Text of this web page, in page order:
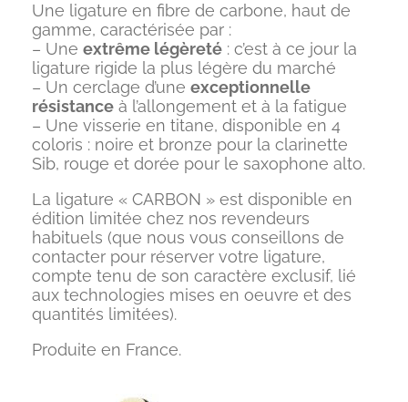
Une ligature en fibre de carbone, haut de
gamme, caractérisée par :
– Une extrême légèreté : c’est à ce jour la
ligature rigide la plus légère du marché
– Un cerclage d’une exceptionnelle
résistance à l’allongement et à la fatigue
– Une visserie en titane, disponible en 4
coloris : noire et bronze pour la clarinette
Sib, rouge et dorée pour le saxophone alto.
La ligature « CARBON » est disponible en
édition limitée chez nos revendeurs
habituels (que nous vous conseillons de
contacter pour réserver votre ligature,
compte tenu de son caractère exclusif, lié
aux technologies mises en oeuvre et des
quantités limitées).
Produite en France.